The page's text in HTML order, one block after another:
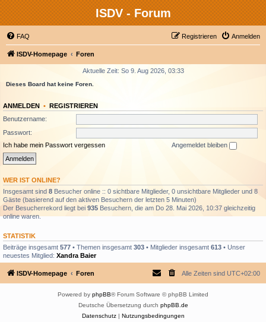
ISDV - Forum
FAQ Anmelden
Registrieren
ISDV-Homepage Foren
Aktuelle Zeit: So 9. Aug 2026, 03:33
Dieses Board hat keine Foren.
ANMELDEN • REGISTRIEREN
Benutzername:
Passwort:
Ich habe mein Passwort vergessen
Angemeldet bleiben
WER IST ONLINE?
Insgesamt sind 8 Besucher online :: 0 sichtbare Mitglieder, 0 unsichtbare Mitglieder und 8
Gäste (basierend auf den aktiven Besuchern der letzten 5 Minuten)
Der Besucherrekord liegt bei 935 Besuchern, die am Do 28. Mai 2026, 10:37 gleichzeitig
online waren.
STATISTIK
Beiträge insgesamt 577 • Themen insgesamt 303 • Mitglieder insgesamt 613 • Unser
neuestes Mitglied: Xandra Baier
ISDV-Homepage Foren Alle Zeiten sind UTC+02:00
Powered by phpBB® Forum Software © phpBB Limited
Deutsche Übersetzung durch phpBB.de
Datenschutz| Nutzungsbedingungen